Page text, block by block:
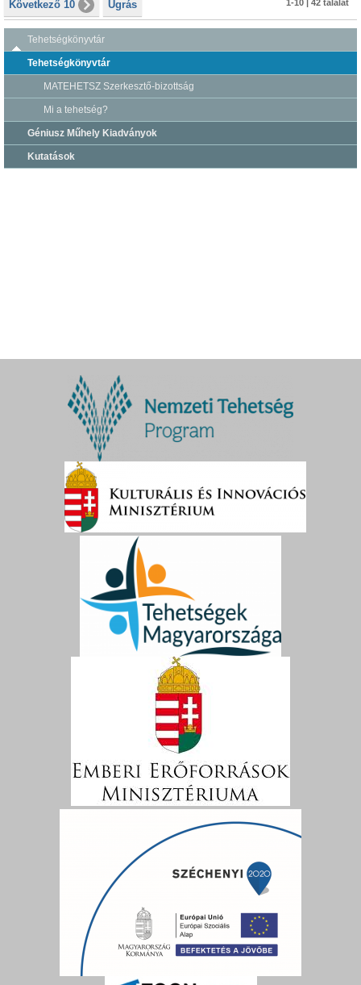
Következő 10 Ugrás 1-10 | 42 találat
Tehetségkönyvtár
Tehetségkönyvtár
MATEHETSZ Szerkesztő-bizottság
Mi a tehetség?
Géniusz Műhely Kiadványok
Kutatások